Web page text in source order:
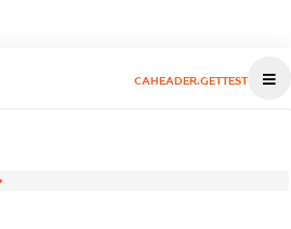
CAHEADER.GETTEST